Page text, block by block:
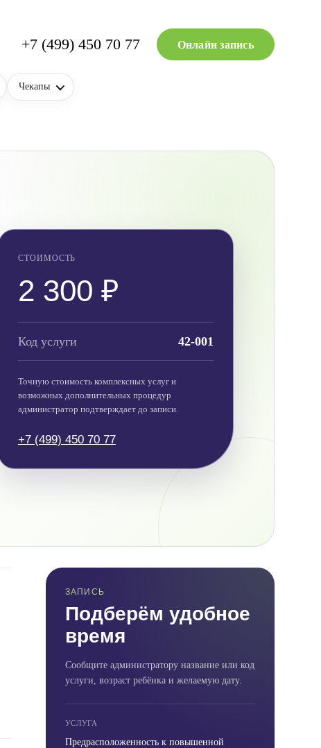
+7 (499) 450 70 77 Онлайн запись
Чекапы
СТОИМОСТЬ
2 300 ₽
Код услуги 42-001
Точную стоимость комплексных услуг и
возможных дополнительных процедур
администратор подтверждает до записи.
+7 (499) 450 70 77
ЗАПИСЬ
Подберём удобное
время
Сообщите администратору название или код
услуги, возраст ребёнка и желаемую дату.
УСЛУГА
Предрасположенность к повышенной